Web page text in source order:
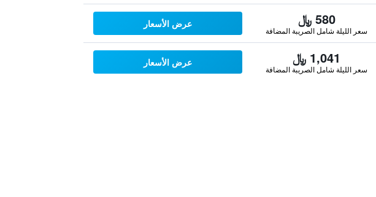
580 ﷼
سعر الليلة شامل الصريبة المضافة
عرض الأسعار
1,041 ﷼
سعر الليلة شامل الصريبة المضافة
عرض الأسعار